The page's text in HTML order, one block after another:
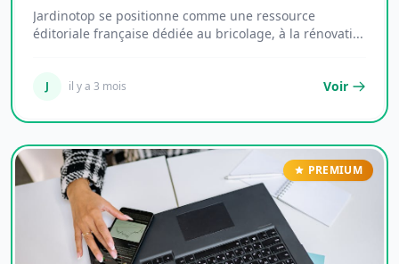
Jardinotop se positionne comme une ressource
éditoriale française dédiée au bricolage, à la rénovati...
J il y a 3 mois Voir
PREMIUM